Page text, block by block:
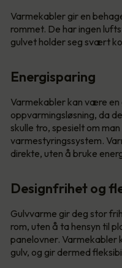
Varmekabler gir en
rommet. De har ingen
gulvet holder seg svært
Energisparing
Varmekabler kan være
oppvarmingsløsning, da
skulle tro, spesielt om
varmestyringssystem.
direkte, uten å bruke
Designfrihet og
Gulvvarme gir deg stor
rom, uten å ta hensyn til
panelovner. Varmekabler
gulv, og gir dermed